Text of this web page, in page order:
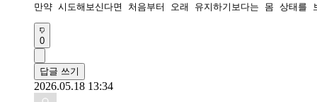
만약 시도해보신다면 처음부터 오래 유지하기보다는 몸 상태
0
답글 쓰기
2026.05.18 13:34